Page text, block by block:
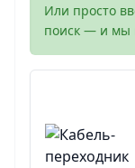
Или просто
поиск — и мы